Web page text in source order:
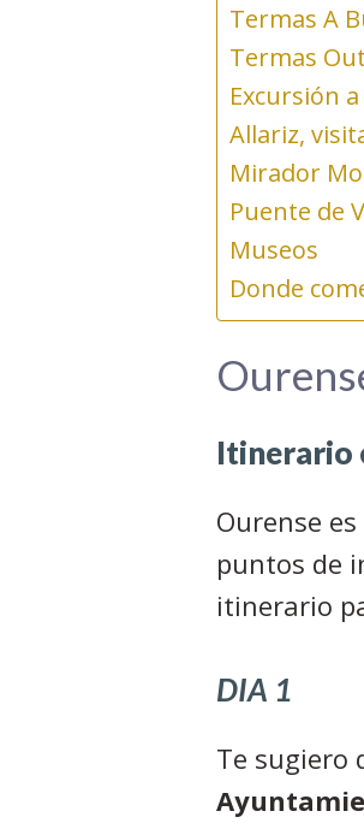
Termas A
Termas
Excursión
Allariz,
Mirador
Puente de
Museos
Donde
Itinerario
Ourense
puntos de
itinerario
DIA 1
Te sugiero